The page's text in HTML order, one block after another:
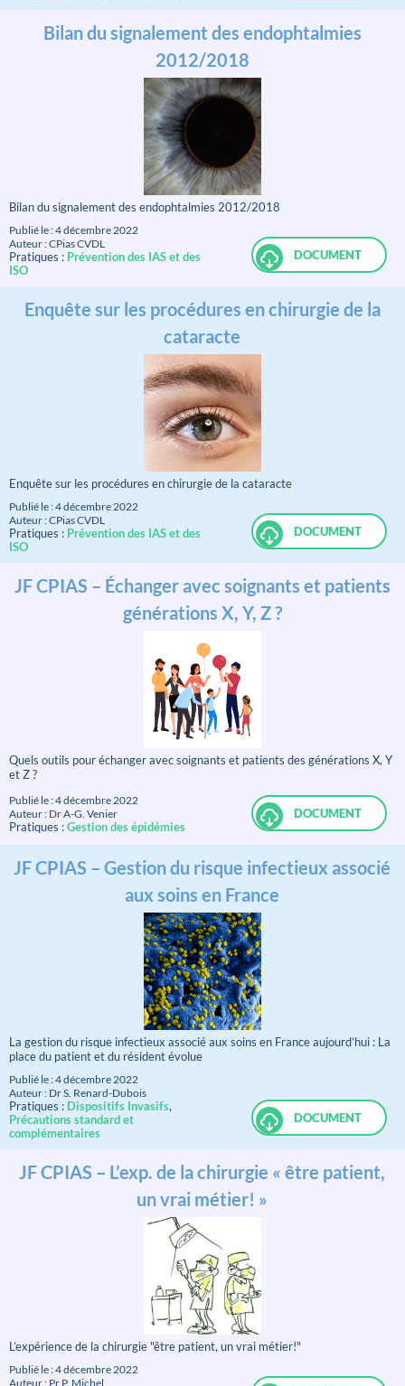
Bilan du signalement des endophtalmies
2012/2018
Bilan du signalement des endophtalmies 2012/2018
Publié le : 4 décembre 2022
Auteur : CPias CVDL
Pratiques : Prévention des IAS et des
ISO
DOCUMENT
Enquête sur les procédures en chirurgie de la
cataracte
Enquête sur les procédures en chirurgie de la cataracte
Publié le : 4 décembre 2022
Auteur : CPias CVDL
Pratiques : Prévention des IAS et des
ISO
DOCUMENT
JF CPIAS – Échanger avec soignants et patients
générations X, Y, Z ?
Quels outils pour échanger avec soignants et patients des générations X, Y
et Z ?
Publié le : 4 décembre 2022
Auteur : Dr A-G. Venier
Pratiques :Gestion des épidémies
DOCUMENT
JF CPIAS – Gestion du risque infectieux associé
aux soins en France
La gestion du risque infectieux associé aux soins en France aujourd’hui : La
place du patient et du résident évolue
Publié le : 4 décembre 2022
Auteur : Dr S. Renard-Dubois
Pratiques : Dispositifs Invasifs,
Précautions standard et
complémentaires
DOCUMENT
JF CPIAS – L’exp. de la chirurgie « être patient,
un vrai métier! »
L’expérience de la chirurgie "être patient, un vrai métier!"
Publié le : 4 décembre 2022
Auteur : Pr P. Michel